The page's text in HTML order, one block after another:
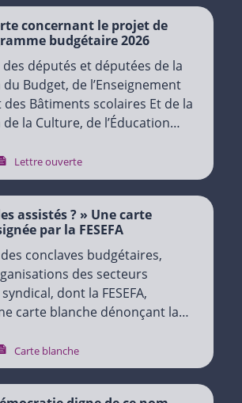
concernant le projet de
budgétaire 2026
des députés et députées de la
Budget, de l’Enseignement
Bâtiments scolaires Et de la
la Culture, de l’Éducation
du…
Lettre ouverte
assistés ? » Une carte
par la FESEFA
des conclaves budgétaires,
des secteurs
dont la FESEFA,
carte blanche dénonçant la
souvent présenté comme un
Carte blanche